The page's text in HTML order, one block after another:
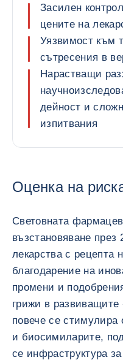
Засилен
цените на
Уязвимост към
сътресения в
Нарастващи
дейност и
изпитвания
Оценка на
Световната
възстановяване през
лекарства с рецепта
благодарение на
промени и
грижи в развиващите
повече се стимулира
и биосимиларите,
се инфраструктура